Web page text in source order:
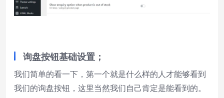
询盘按钮基础设置；
我们简单的看一下，第一个就是什么样的人才能够看到
我们的询盘按钮，这里当然我们自己肯定是能看到的。